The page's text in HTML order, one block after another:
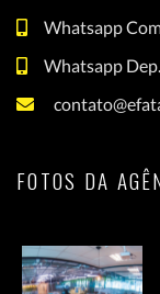
Whatsapp
Whatsapp
FOTOS DA